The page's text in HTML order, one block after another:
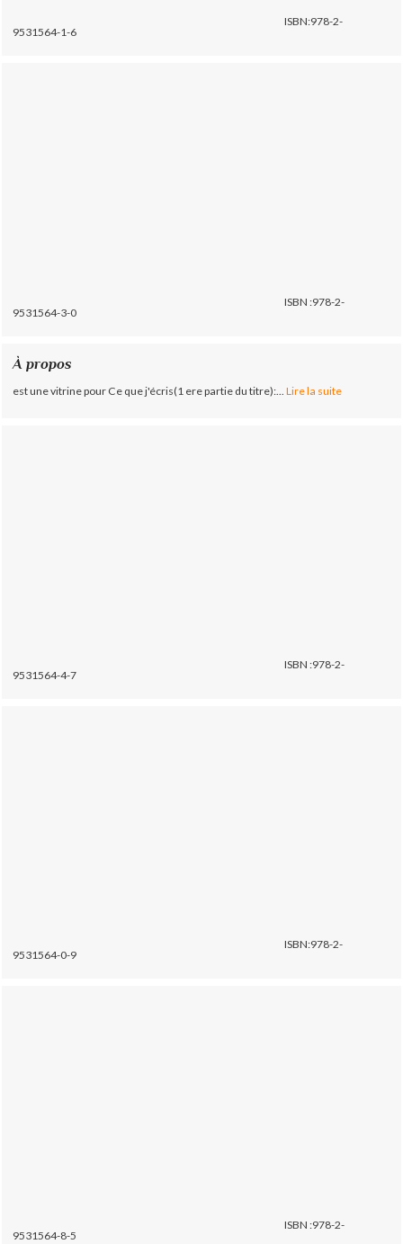
ISBN:978-2-
9531564-1-6
ISBN :978-2-
9531564-3-0
À propos
est une vitrine pour Ce que j'écris(1 ere partie du titre):... Lire la suite
ISBN :978-2-
9531564-4-7
ISBN:978-2-
9531564-0-9
ISBN :978-2-
9531564-8-5